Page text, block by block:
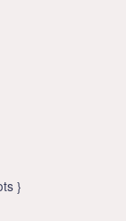
}